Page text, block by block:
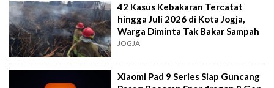
42 Kasus Kebakaran Tercatat
hingga Juli 2026 di Kota Jogja,
Warga Diminta Tak Bakar Sampah
JOGJA
Xiaomi Pad 9 Series Siap Guncang